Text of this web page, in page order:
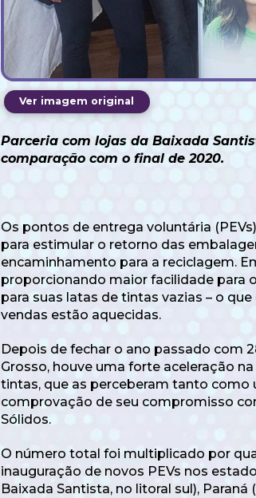
Ver imagem original
Parceria com lojas da Baixada
comparação com o final de 2020.
Os pontos de entrega voluntária
para estimular o retorno das
encaminhamento para a reciclagem.
proporcionando maior facilidade para
para suas latas de tintas vazias – o
vendas estão aquecidas.
Depois de fechar o ano passado com
Grosso, houve uma forte aceleração
tintas, que as perceberam tanto
comprovação de seu compromisso
Sólidos.
O número total foi multiplicado por
inauguração de novos PEVs nos
Baixada Santista, no litoral sul),